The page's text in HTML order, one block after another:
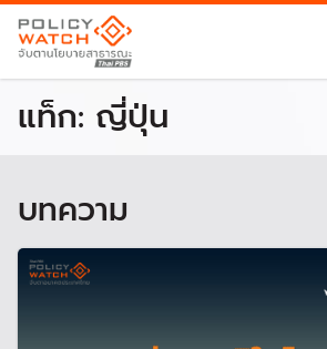
แท็ก: ญี่ปุ่น
บทความ